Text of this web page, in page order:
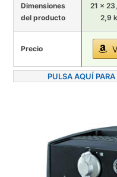
Dimensiones
del producto
21 x
2,9
Precio
PULSA AQUÍ